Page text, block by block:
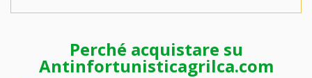
Perché acquistare su
Antinfortunisticagrilca.com